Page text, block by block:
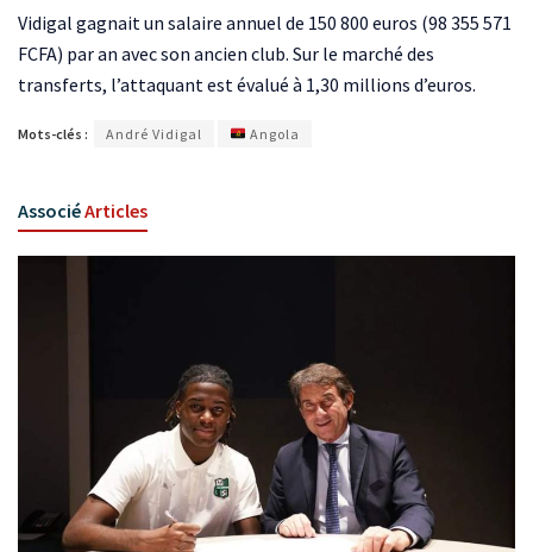
Vidigal gagnait un salaire annuel de 150 800 euros (98 355 571
FCFA) par an avec son ancien club. Sur le marché des
transferts, l’attaquant est évalué à 1,30 millions d’euros.
Mots-clés : André Vidigal Angola
AssociéArticles